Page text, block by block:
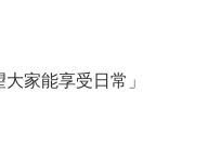
家能享受日常」